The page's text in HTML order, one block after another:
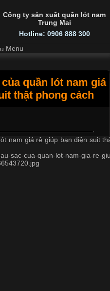
Công ty sản xuất quần lót nam
Trung Mai
Hotline: 0906 888 300
Menu
quần lót nam giá
thật phong cách